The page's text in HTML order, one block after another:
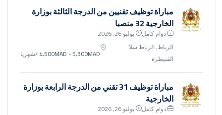
مباراة توظيف تقنيين من الدرجة الثالثة بوزارة
الخارجية 32 منصبا
دوام كامل
يوليو 26, 2026
الرباط, الرباط سلا
القنيطرة
4,500MAD - 5,300MAD/شهريا
مباراة توظيف 31 تقني من الدرجة الرابعة بوزارة
الخارجية
دوام كامل
يوليو 26, 2026